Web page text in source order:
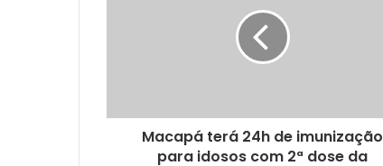
Macapá terá 24h de imunização
para idosos com 2ª dose da